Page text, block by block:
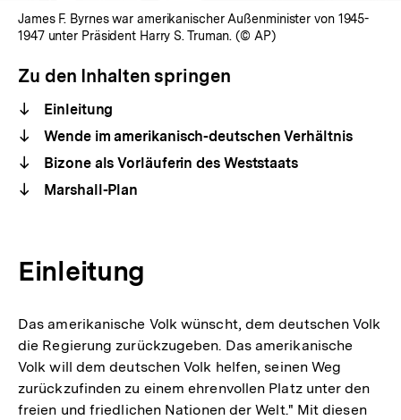
James F. Byrnes war amerikanischer Außenminister von 1945-
1947 unter Präsident Harry S. Truman. (© AP)
Zu den Inhalten springen
Einleitung
Wende im amerikanisch-deutschen Verhältnis
Bizone als Vorläuferin des Weststaats
Marshall-Plan
Einleitung
Das amerikanische Volk wünscht, dem deutschen Volk
die Regierung zurückzugeben. Das amerikanische
Volk will dem deutschen Volk helfen, seinen Weg
zurückzufinden zu einem ehrenvollen Platz unter den
freien und friedlichen Nationen der Welt." Mit diesen